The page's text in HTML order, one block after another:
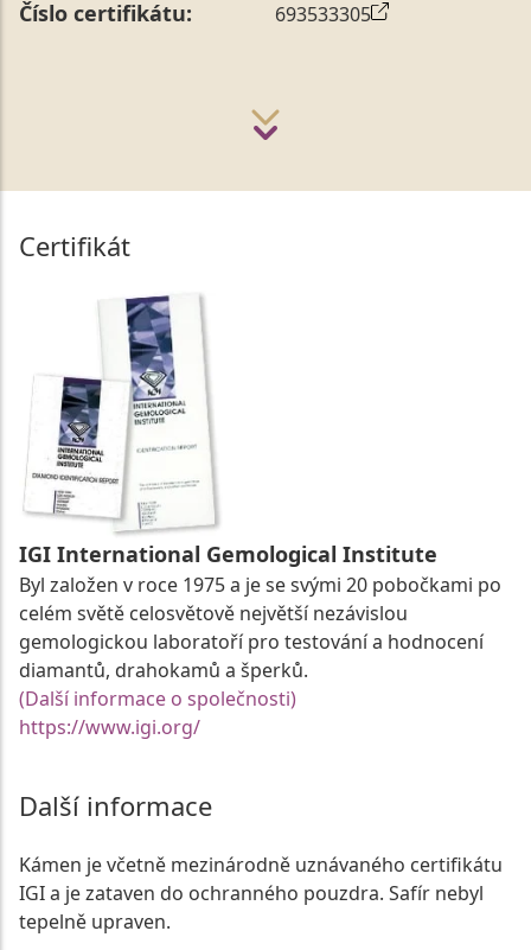
Číslo certifikátu: 693533305
Certifikát
IGI International Gemological Institute
Byl založen v roce 1975 a je se svými 20 pobočkami po
celém světě celosvětově největší nezávislou
gemologickou laboratoří pro testování a hodnocení
diamantů, drahokamů a šperků.
(Další informace o společnosti)
https://www.igi.org/
Další informace
Kámen je včetně mezinárodně uznávaného certifikátu
IGI a je zataven do ochranného pouzdra. Safír nebyl
tepelně upraven.